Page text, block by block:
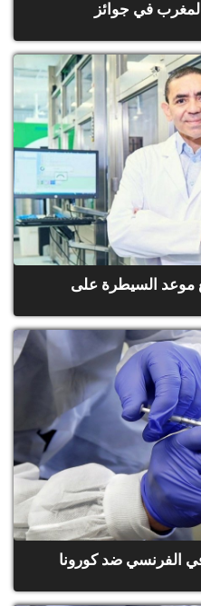
في جوائز
موعد السيطرة على
الفرنسي ضد كورونا